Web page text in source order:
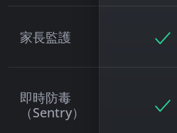
家長監護
即時防毒
（Sentry）